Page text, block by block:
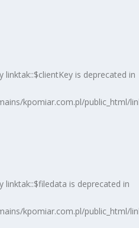
is deprecated in
kpomiar.com.pl/public_html/
linktak::$filedata is deprecated in
kpomiar.com.pl/public_html/